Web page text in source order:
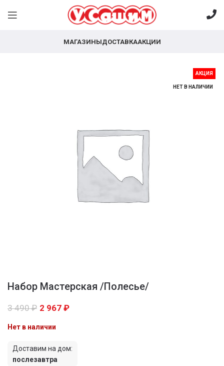
МАГАЗИНЫДОСТАВКААКЦИИ
АКЦИЯ
НЕТ В НАЛИЧИИ
Набор Мастерская /Полесье/
3 490₽ 2 967 ₽
Нет в наличии
Доставим на дом:
послезавтра